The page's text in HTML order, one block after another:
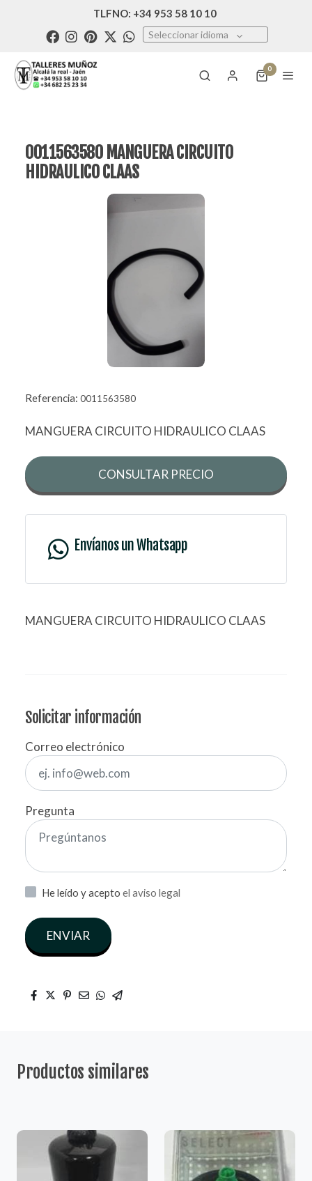
TLFNO: +34 953 58 10 10
Seleccionar idioma
0
0011563580 MANGUERA CIRCUITO
HIDRAULICO CLAAS
Referencia: 0011563580
MANGUERA CIRCUITO HIDRAULICO CLAAS
CONSULTAR PRECIO
Envíanos un Whatsapp
MANGUERA CIRCUITO HIDRAULICO CLAAS
Solicitar información
Correo electrónico
Pregunta
He leído y acepto el aviso legal
ENVIAR
Productos similares